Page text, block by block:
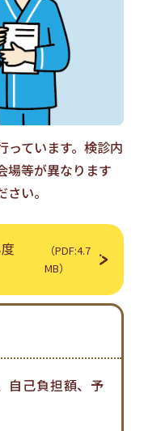
っています。検診内
場等が異なります
い。
（PDF:4.7
MB）
自己負担額、予